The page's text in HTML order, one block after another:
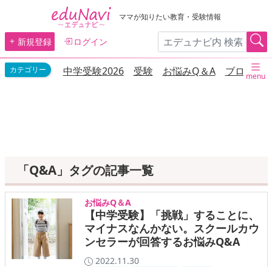
ママが知りたい教育・受験情報
新規登録 ログイン
中学受験2026 受験 お悩みQ＆A ブログmenu
「Q&A」タグの記事一覧
お悩みQ＆A
【中学受験】「挑戦」することに、
マイナスなんかない。スクールカウ
ンセラーが回答するお悩みQ&A
2022.11.30